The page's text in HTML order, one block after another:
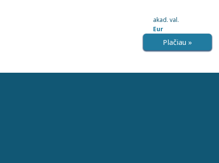
akad. val.
Eur
Plačiau »